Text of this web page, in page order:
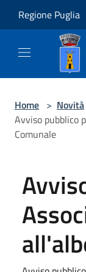
Regione Puglia
Home > Novità
Avviso pubblico
Comunale